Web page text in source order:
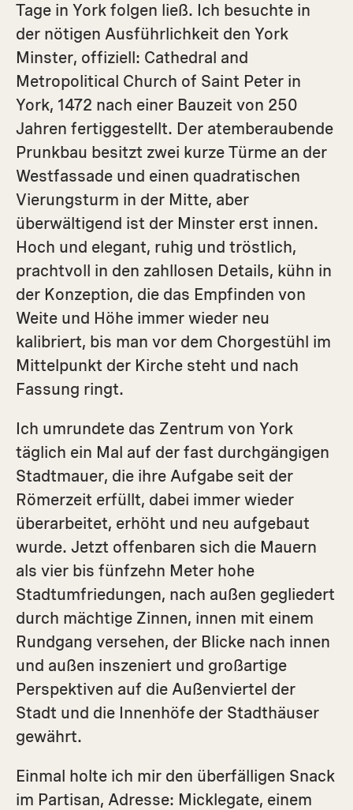
Tage in York folgen ließ. Ich besuchte in
der nötigen Ausführlichkeit den York
Minster, offiziell: Cathedral and
Metropolitical Church of Saint Peter in
York, 1472 nach einer Bauzeit von 250
Jahren fertiggestellt. Der atemberaubende
Prunkbau besitzt zwei kurze Türme an der
Westfassade und einen quadratischen
Vierungs­turm in der Mitte, aber
überwältigend ist der Minster erst innen.
Hoch und elegant, ruhig und tröstlich,
prachtvoll in den zahllosen Details, kühn in
der Konzeption, die das Empfinden von
Weite und Höhe immer wieder neu
kalibriert, bis man vor dem Chorgestühl im
Mittelpunkt der Kirche steht und nach
Fassung ringt.
Ich umrundete das Zentrum von York
täglich ein Mal auf der fast durchgängigen
Stadtmauer, die ihre Aufgabe seit der
Römerzeit erfüllt, dabei immer wieder
überarbeitet, erhöht und neu aufgebaut
wurde. Jetzt offenbaren sich die Mauern
als vier bis fünfzehn Meter hohe
Stadtumfriedungen, nach außen gegliedert
durch mächtige Zinnen, innen mit einem
Rundgang versehen, der Blicke nach innen
und außen inszeniert und großartige
Perspektiven auf die Außenviertel der
Stadt und die Innenhöfe der Stadthäuser
gewährt.
Einmal holte ich mir den überfäl­ligen Snack
im Partisan, Adresse: Micklegate, einem